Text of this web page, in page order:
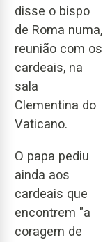
disse o bispo
de Roma numa,
reunião com os
cardeais, na
sala
Clementina do
Vaticano.
O papa pediu
ainda aos
cardeais que
encontrem "a
coragem de